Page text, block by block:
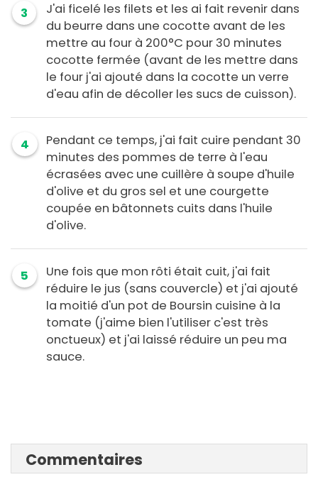
3
J'ai ficelé les filets et les ai fait revenir dans
du beurre dans une cocotte avant de les
mettre au four à 200°C pour 30 minutes
cocotte fermée (avant de les mettre dans
le four j'ai ajouté dans la cocotte un verre
d'eau afin de décoller les sucs de cuisson).
4
Pendant ce temps, j'ai fait cuire pendant 30
minutes des pommes de terre à l'eau
écrasées avec une cuillère à soupe d'huile
d'olive et du gros sel et une courgette
coupée en bâtonnets cuits dans l'huile
d'olive.
5
Une fois que mon rôti était cuit, j'ai fait
réduire le jus (sans couvercle) et j'ai ajouté
la moitié d'un pot de Boursin cuisine à la
tomate (j'aime bien l'utiliser c'est très
onctueux) et j'ai laissé réduire un peu ma
sauce.
Commentaires